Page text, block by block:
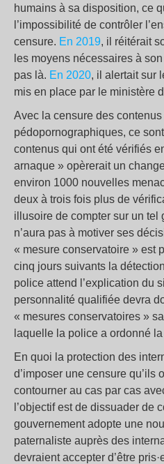
humains à sa disposition, ce
l’impossibilité de contrôler
censure. En 2019, il réitérait
les moyens nécessaires à
pas là. En 2020, il alertait sur
mis en place par le ministère
Avec la censure des
pédopornographiques, ce
contenus qui ont été vérifiés
arnaque » opèrerait un
environ 1000 nouvelles
deux à trois fois plus de
illusoire de compter sur un tel
n’aura pas à motiver ses
« mesure conservatoire » est
cinq jours suivants la
police attend l’explication du
personnalité qualifiée devra
« mesures conservatoires »
laquelle la police a ordonné
En quoi la protection des
d’imposer une censure qu’ils
contourner au cas par cas
l’objectif est de dissuader de
gouvernement adopte une
paternaliste auprès des
devraient accepter d’être